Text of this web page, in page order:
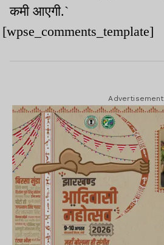
कमी आएगी.`
[wpse_comments_template]
Advertisement